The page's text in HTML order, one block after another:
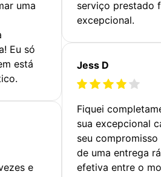
uma
Eu só
está
e
serviço prestado
excepcional.
Jess D
Fiquei
sua excepcional
seu
de uma entrega
efetiva entre o